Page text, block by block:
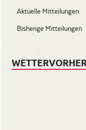
Aktuelle Mitteilungen
Bisherige Mitteilungen